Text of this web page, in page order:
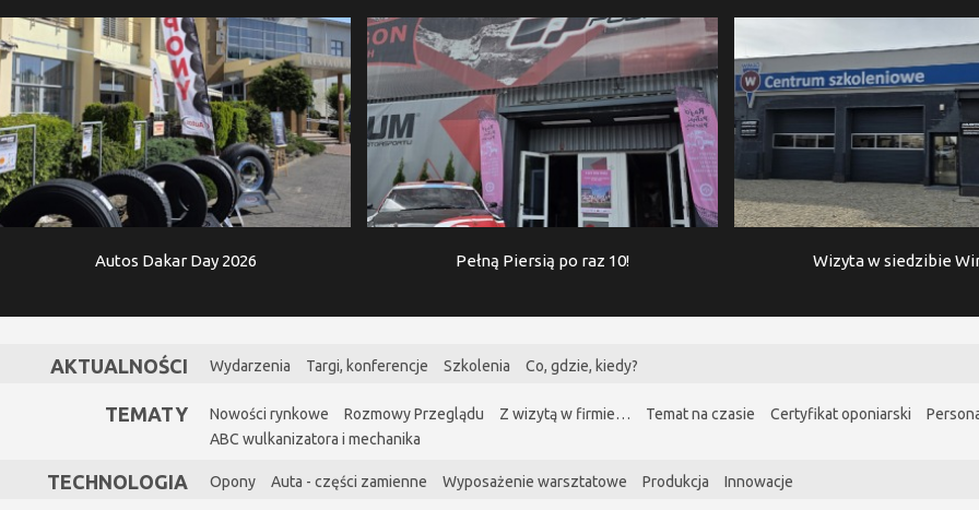
Autos Dakar Day 2026 Pełną Piersią po raz 10! Wizyta w siedzibie
AKTUALNOŚCI Wydarzenia Targi, konferencje Szkolenia Co, gdzie, kiedy?
TEMATY Nowości rynkowe Rozmowy Przeglądu Z wizytą w firmie… Temat na czasie Certyfikat oponiarski
ABC wulkanizatora i mechanika
TECHNOLOGIA Opony Auta - części zamienne Wyposażenie warsztatowe Produkcja Innowacje